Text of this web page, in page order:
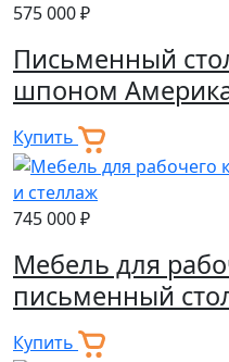
575 000 ₽
Письменный
шпоном
Купить
745 000 ₽
Мебель для
письменный
Купить